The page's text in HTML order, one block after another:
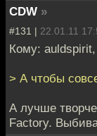
CDW »
#131 | 22.01.11
Кому: auldspirit,
> А чтобы
А лучше
Factory.